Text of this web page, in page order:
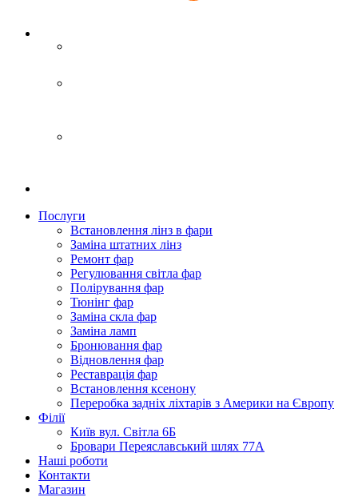
Послуги
Встановлення лінз в фари
Заміна штатних лінз
Ремонт фар
Регулювання світла фар
Полірування фар
Тюнінг фар
Заміна скла фар
Заміна ламп
Бронювання фар
Відновлення фар
Реставрація фар
Встановлення ксенону
Переробка задніх ліхтарів з Америки на Європу
Філії
Київ вул. Світла 6Б
Бровари Переяславський шлях 77А
Наші роботи
Контакти
Магазин